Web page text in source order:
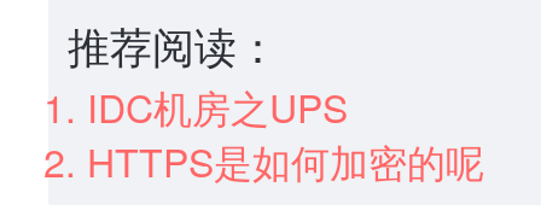
推荐阅读：
IDC机房之UPS
HTTPS是如何加密的呢